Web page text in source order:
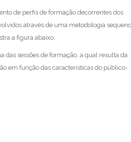
de perfis de formação decorrentes dos
através de uma metodologia
a figura abaixo.
sessões de formação, a qual resulta da
em função das características do público-